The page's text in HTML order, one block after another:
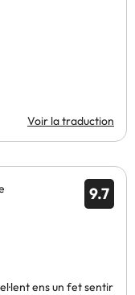
Voir la traduction
9.7
ens un fet sentir